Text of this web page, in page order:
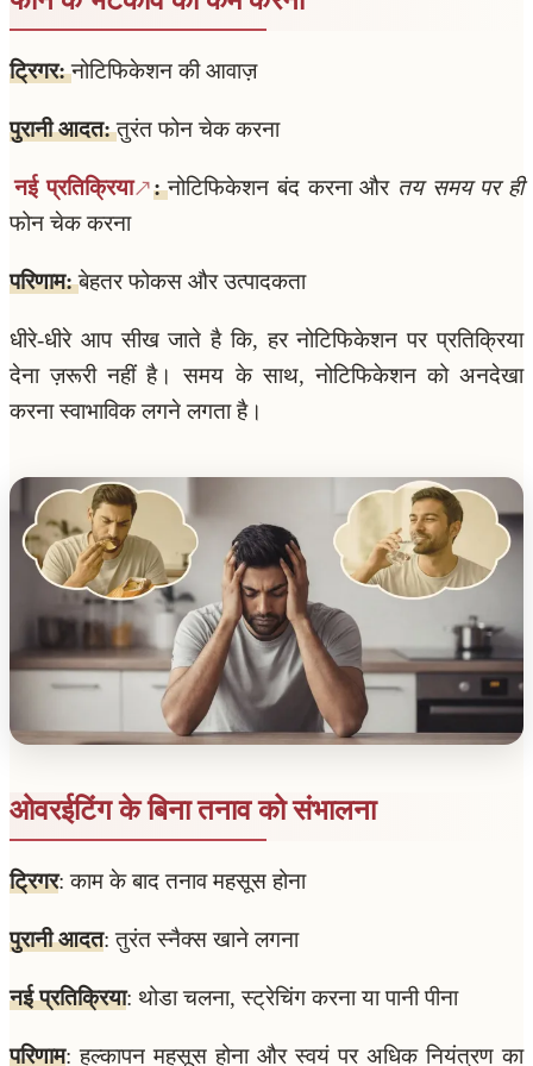
ट्रिगर:नोटिफिकेशन की आवाज़
पुरानी आदत:तुरंत फोन चेक करना
नई प्रतिक्रिया :नोटिफिकेशन बंद करना और तय समय पर ही
फोन चेक करना
परिणाम:बेहतर फोकस और उत्पादकता
धीरे-धीरे आप सीख जाते है कि, हर नोटिफिकेशन पर प्रतिक्रिया
देना ज़रूरी नहीं है। समय के साथ, नोटिफिकेशन को अनदेखा
करना स्वाभाविक लगने लगता है।
ओवरईटिंग के बिना तनाव को संभालना
ट्रिगर: काम के बाद तनाव महसूस होना
पुरानी आदत: तुरंत स्नैक्स खाने लगना
नई प्रतिक्रिया: थोडा चलना, स्ट्रेचिंग करना या पानी पीना
परिणाम: हल्कापन महसूस होना और स्वयं पर अधिक नियंत्रण का